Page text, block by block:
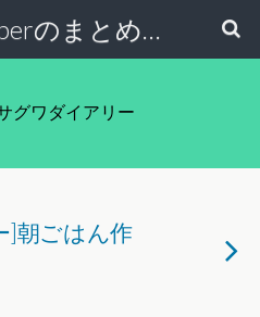
面白いyoutuberのまとめ動画
グワダイアリー
]朝ごはん作